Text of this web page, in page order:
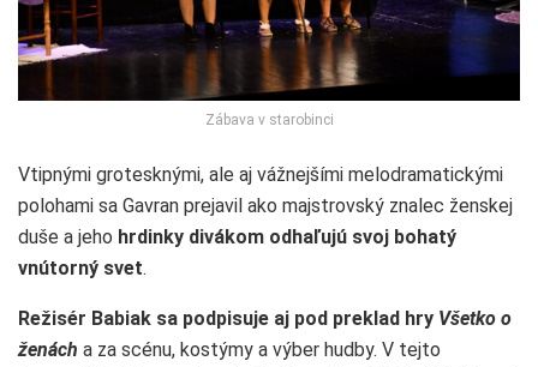
Zábava v starobinci
Vtipnými grotesknými, ale aj vážnejšími melodramatickými
polohami sa Gavran prejavil ako majstrovský znalec ženskej
duše a jeho hrdinky divákom odhaľujú svoj bohatý
vnútorný svet.
Režisér Babiak sa podpisuje aj pod preklad hry Všetko o
ženách a za scénu, kostýmy a výber hudby. V tejto